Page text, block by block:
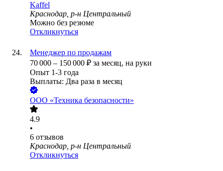
Kaffel
Краснодар, р-н Центральный
Можно без резюме
Откликнуться
Менеджер по продажам
70 000 – 150 000 ₽ за месяц, на руки
Опыт 1-3 года
Выплаты: Два раза в месяц
ООО «Техника безопасности»
4.9
•
6 отзывов
Краснодар, р-н Центральный
Откликнуться